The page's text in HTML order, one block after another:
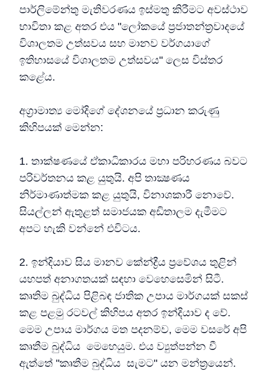
පාර්ලිමේන්තු මැතිවරණය ඉස්මතු කිරීමට අවස්ථාව
භාවිතා කළ අතර එය "ලෝකයේ ප්‍රජාතන්ත්‍රවාදයේ
විශාලතම උත්සවය සහ මානව වර්ගයාගේ
ඉතිහාසයේ විශාලතම උත්සවය" ලෙස විස්තර
කළේය.
අග්‍රාමාත්‍ය මෝදිගේ දේශනයේ ප්‍රධාන කරුණු
කිහිපයක් මෙන්න:
1. තාක්ෂණයේ ඒකාධිකාරය මහා පරිහරණය බවට
පරිවර්තනය කළ යුතුයි. අපි තාක්‍ෂණය
නිර්මාණාත්මක කළ යුතුයි, විනාශකාරී නොවේ.
සියල්ලන් ඇතුළත් සමාජයක අඩිතාලම දැමීමට
අපට හැකි වන්නේ එවිටය.
2. ඉන්දියාව සිය මානව කේන්ද්‍රීය ප්‍රවේශය තුළින්
යහපත් අනාගතයක් සඳහා වෙහෙසෙමින් සිටී.
කෘතිම බුද්ධිය පිළිබඳ ජාතික උපාය මාර්ගයක් සකස්
කළ පළමු රටවල් කිහිපය අතර ඉන්දියාව ද වේ.
මෙම උපාය මාර්ගය මත පදනම්ව, මෙම වසරේ අපි
කෘතීම බුද්ධිය මෙහෙයුම. එය ව්‍යුත්පන්න වී
ඇත්තේ "කෘතීම බුද්ධිය සැමට" යන මන්ත්‍රයෙන්.